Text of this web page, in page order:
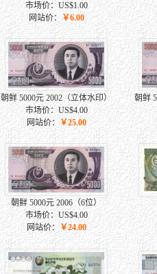
市场价：US$1.00
网站价： ￥6.00
朝鲜 5000元 2002（立体水印）
市场价：US$4.00
网站价： ￥25.00
朝鲜
朝鲜 5000元 2006（6位）
市场价：US$4.00
网站价： ￥24.00